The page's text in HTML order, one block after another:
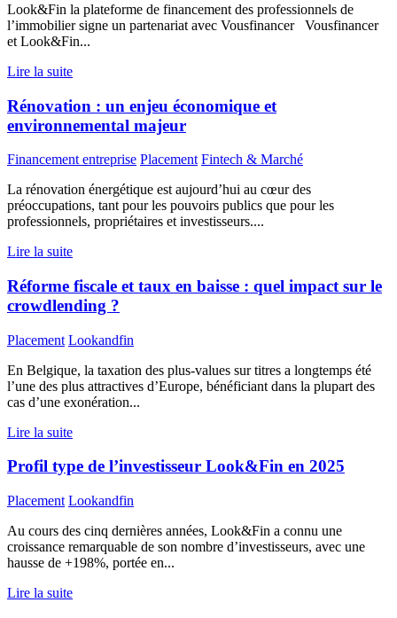
Look&Fin la plateforme de financement des professionnels de
l’immobilier signe un partenariat avec Vousfinancer Vousfinancer
et Look&Fin...
Lire la suite
Rénovation : un enjeu économique et
environnemental majeur
Financement entreprise Placement Fintech & Marché
La rénovation énergétique est aujourd’hui au cœur des
préoccupations, tant pour les pouvoirs publics que pour les
professionnels, propriétaires et investisseurs....
Lire la suite
Réforme fiscale et taux en baisse : quel impact sur le
crowdlending ?
Placement Lookandfin
En Belgique, la taxation des plus-values sur titres a longtemps été
l’une des plus attractives d’Europe, bénéficiant dans la plupart des
cas d’une exonération...
Lire la suite
Profil type de l’investisseur Look&Fin en 2025
Placement Lookandfin
Au cours des cinq dernières années, Look&Fin a connu une
croissance remarquable de son nombre d’investisseurs, avec une
hausse de +198%, portée en...
Lire la suite